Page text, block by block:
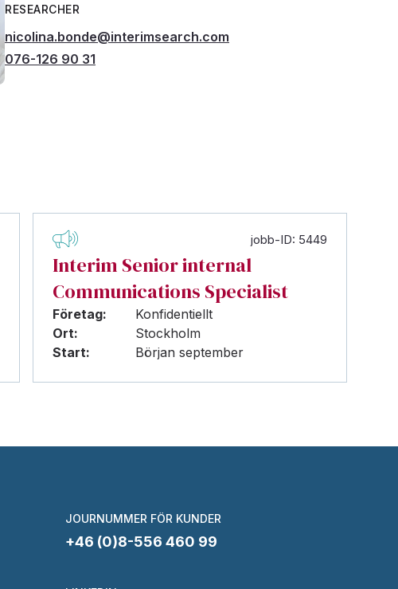
RESEARCHER
nicolina.bonde@interimsearch.com
076-126 90 31
jobb-ID: 5449
Interim Senior internal
Communications Specialist
Företag:
Konfidentiellt
Ort:
Stockholm
Start:
Början september
JOURNUMMER FÖR KUNDER
+46 (0)8-556 460 99